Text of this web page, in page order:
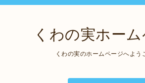
くわの実ホー
くわの実のホームページへよう